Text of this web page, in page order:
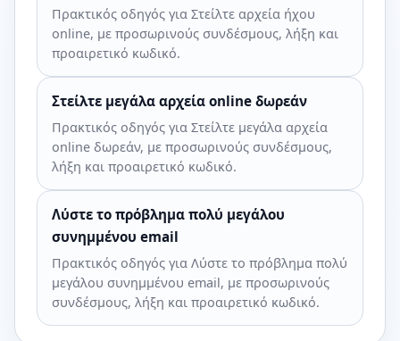
Πρακτικός οδηγός για Στείλτε αρχεία ήχου
online, με προσωρινούς συνδέσμους, λήξη και
προαιρετικό κωδικό.
Στείλτε μεγάλα αρχεία online δωρεάν
Πρακτικός οδηγός για Στείλτε μεγάλα αρχεία
online δωρεάν, με προσωρινούς συνδέσμους,
λήξη και προαιρετικό κωδικό.
Λύστε το πρόβλημα πολύ μεγάλου
συνημμένου email
Πρακτικός οδηγός για Λύστε το πρόβλημα πολύ
μεγάλου συνημμένου email, με προσωρινούς
συνδέσμους, λήξη και προαιρετικό κωδικό.